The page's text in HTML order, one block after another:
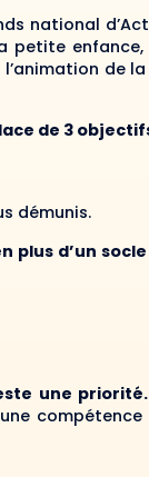
national
petite enfance,
de
de 3
démunis.
d’un socle
une priorité.
compétence